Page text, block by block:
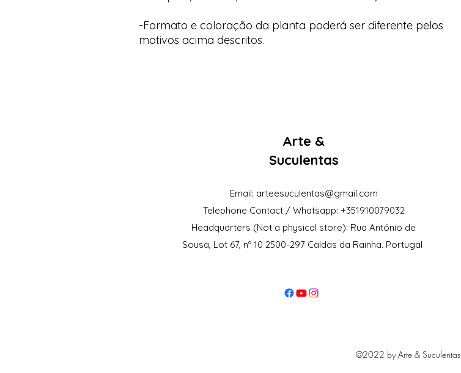
-Formato e coloração da planta poderá ser diferente pelos
motivos acima descritos.
Arte &
Suculentas
Email: arteesuculentas@gmail.com
Telephone Contact / Whatsapp: +351910079032
Headquarters (Not a physical store): Rua António de
Sousa, Lot 67, nº 10 2500-297 Caldas da Rainha. Portugal
©2022 by Arte & Suculentas.